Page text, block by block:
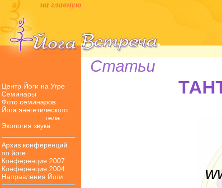
на главную
Центр Йоги на Угре
Семинары
Фото семинаров
Йога энегетического
тела
Экология звука
Архив конференций
по йоге
Конференция 2007
Конференция 2004
Направления Йоги
Статьи